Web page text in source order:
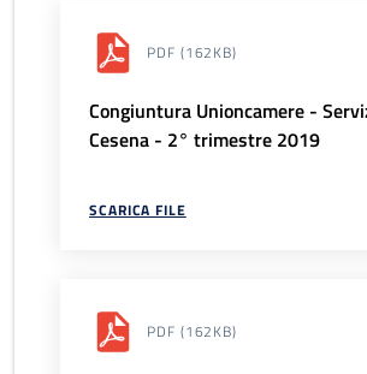
PDF (162KB)
Congiuntura Unioncamere -
Cesena - 2° trimestre 2019
SCARICA FILE
PDF (162KB)